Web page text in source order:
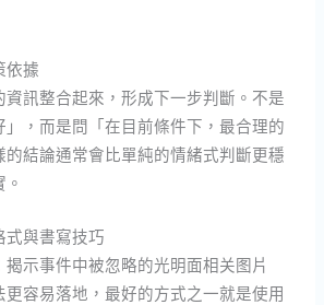
依據
訊整合起來，形成下一步判斷。不是
」，而是問「在目前條件下，最合理的
結論通常會比單純的情緒式判斷更穩
式與書寫技巧
容易落地，最好的方式之一就是使用